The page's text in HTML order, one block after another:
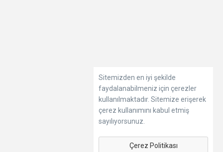
Sitemizden en iyi şekilde
faydalanabilmeniz için çerezler
kullanılmaktadır. Sitemize erişerek
çerez kullanımını kabul etmiş
sayılıyorsunuz.
Çerez Politikası